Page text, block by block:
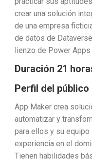
crear una solución
de una empresa
de datos de
lienzo de Power
Duración 21
Perfil del público
App Maker crea
automatizar y
para ellos y su equipo
experiencia en el
Tienen habilidades